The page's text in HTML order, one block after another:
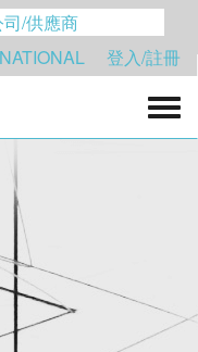
登入/註冊